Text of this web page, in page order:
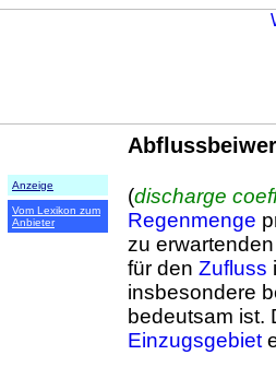
Anzeige
Vom Lexikon zum
Anbieter
(discharge
Regenmenge
zu
für den Zufluss
insbesondere
bedeutsam ist.
Einzugsgebiet